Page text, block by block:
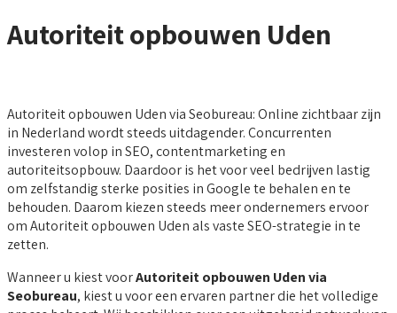
Autoriteit opbouwen Uden
Autoriteit opbouwen Uden via Seobureau: Online zichtbaar zijn
in Nederland wordt steeds uitdagender. Concurrenten
investeren volop in SEO, contentmarketing en
autoriteitsopbouw. Daardoor is het voor veel bedrijven lastig
om zelfstandig sterke posities in Google te behalen en te
behouden. Daarom kiezen steeds meer ondernemers ervoor
om Autoriteit opbouwen Uden als vaste SEO-strategie in te
zetten.
Wanneer u kiest voorAutoriteit opbouwen Uden via
Seobureau, kiest u voor een ervaren partner die het volledige